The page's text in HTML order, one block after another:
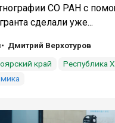
СО РАН с
сделали уже...
Дмитрий Верхотуров
край
Республика